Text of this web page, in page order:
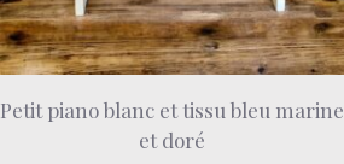
Petit piano blanc et tissu bleu marine
et doré